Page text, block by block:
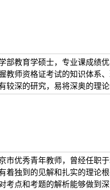
部教育学硕士，专业课成绩
教师资格证考试的知识体系
较深的研究，易将深奥的理
市优秀青年教师，曾经任职
着独到的见解和扎实的理论
点和考题的解析能够做到深